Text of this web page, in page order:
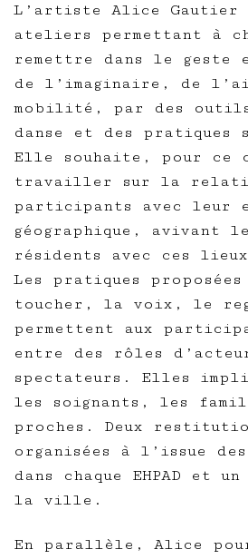
L’artiste Alice Gautier
ateliers permettant à
remettre dans le
de l’imaginaire, de
mobilité, par des
danse et des pratiques
Elle souhaite, pour ce
travailler sur la
participants avec leur
géographique, avivant
résidents avec ces
Les pratiques
toucher, la voix, le
permettent aux
entre des rôles
spectateurs. Elles
les soignants, les
proches. Deux
organisées à l’issue
dans chaque EHPAD et
la ville.
En parallèle, Alice